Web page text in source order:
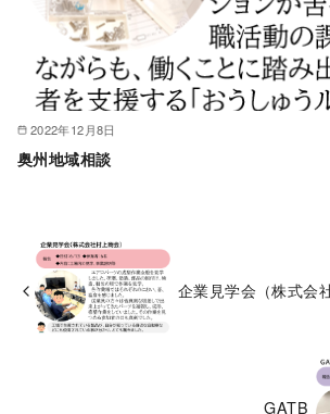
2022年12月8日
奥州地域相談
企業見学会（株式会
GATB